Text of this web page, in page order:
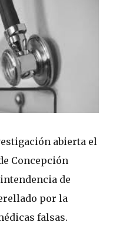
abierta el
Concepción
de
por la
falsas.